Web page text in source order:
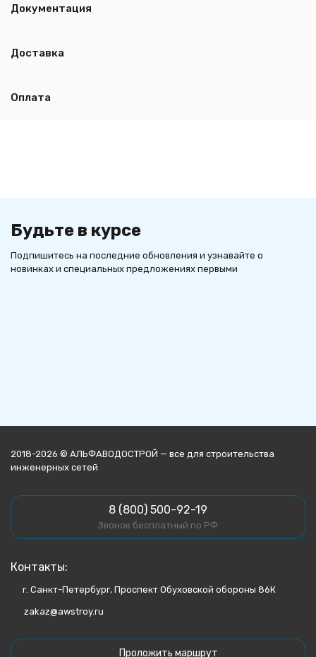
Документация
Доставка
Оплата
Будьте в курсе
Подпишитесь на последние обновления и узнавайте о
новинках и специальных предложениях первыми
2018-2026 © АЛЬФАВОДОСТРОЙ — все для строительства
инженерных сетей
8 (800) 500-92-19
Звонок бесплатный по РФ
Контакты:
г. Санкт-Петербург, Проспект Обуховской обороны 86К
zakaz@awstroy.ru
Проложить маршрут